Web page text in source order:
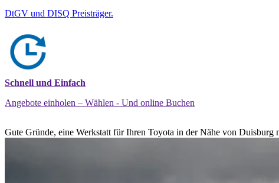
DtGV und DISQ Preisträger.
Schnell und Einfach
Angebote einholen – Wählen - Und online Buchen
Gute Gründe, eine Werkstatt für Ihren Toyota in der Nähe von Duisburg